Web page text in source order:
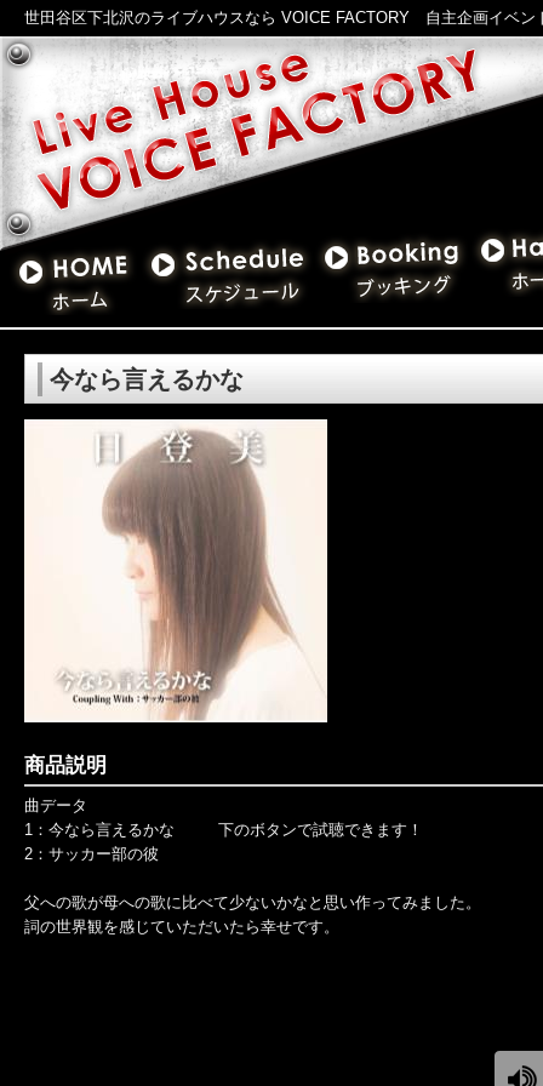
世田谷区下北沢のライブハウスなら VOICE FACTORY 自主企画イベン
今なら言えるかな
商品説明
曲データ
1：今なら言えるかな 下のボタンで試聴できます！
2：サッカー部の彼
父への歌が母への歌に比べて少ないかなと思い作ってみました。
詞の世界観を感じていただいたら幸せです。